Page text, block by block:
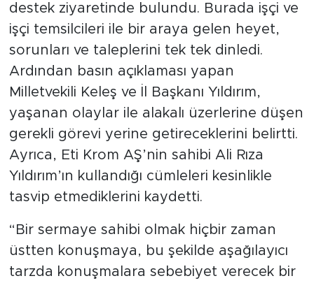
destek ziyaretinde bulundu. Burada işçi ve
işçi temsilcileri ile bir araya gelen heyet,
sorunları ve taleplerini tek tek dinledi.
Ardından basın açıklaması yapan
Milletvekili Keleş ve İl Başkanı Yıldırım,
yaşanan olaylar ile alakalı üzerlerine düşen
gerekli görevi yerine getireceklerini belirtti.
Ayrıca, Eti Krom AŞ’nin sahibi Ali Rıza
Yıldırım’ın kullandığı cümleleri kesinlikle
tasvip etmediklerini kaydetti.
“Bir sermaye sahibi olmak hiçbir zaman
üstten konuşmaya, bu şekilde aşağılayıcı
tarzda konuşmalara sebebiyet verecek bir